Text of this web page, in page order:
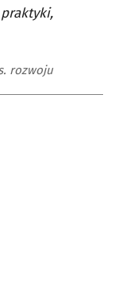
rozwoju